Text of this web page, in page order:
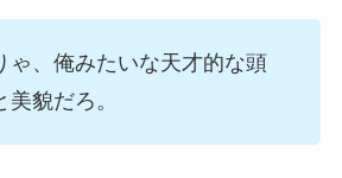
ゃ、俺みたいな天才的な頭
美貌だろ。